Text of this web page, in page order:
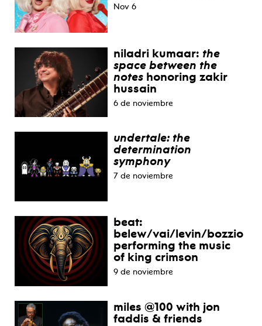
Nov 6
niladri kumaar: the
space between the
notes honoring zakir
hussain
6 de noviembre
undertale: the
determination
symphony
7 de noviembre
beat:
belew/vai/levin/bozzio
performing the music
of king crimson
9 de noviembre
miles @100 with jon
faddis & friends